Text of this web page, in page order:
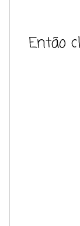
Então